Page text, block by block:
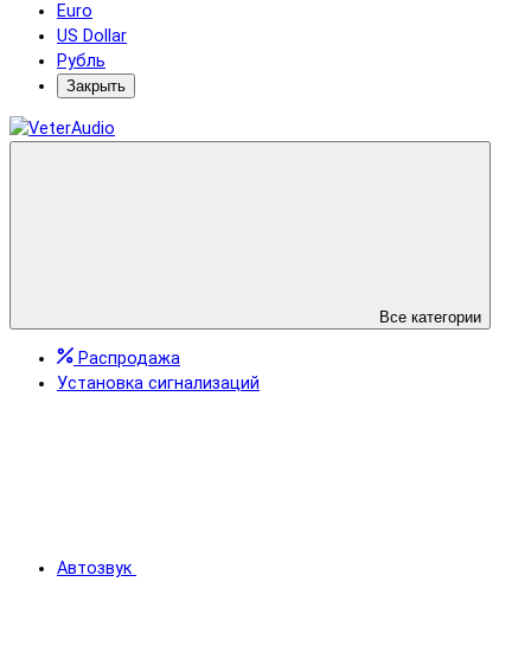
Euro
US Dollar
Рубль
Закрыть
Все категории
Распродажа
Установка сигнализаций
Автозвук